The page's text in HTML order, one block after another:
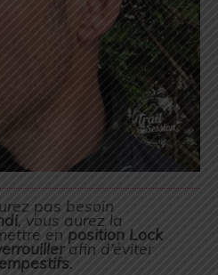
pas besoin
, vous aurez la
en position Lock
afin d’éviter
.